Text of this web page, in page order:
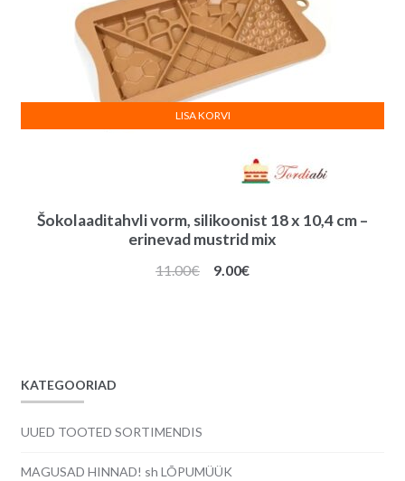
Šokolaaditahvli vorm, silikoonist 18 x 10,4 cm –
erinevad mustrid mix
11.00€
Algne
9.00€Praegune
LISA KORVI
KATEGOORIAD
UUED TOOTED SORTIMENDIS
MAGUSAD HINNAD! sh LÕPUMÜÜK